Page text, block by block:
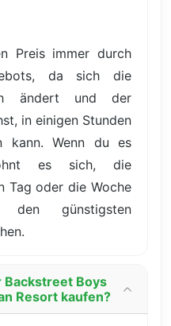
Preis immer durch
da sich die
ändert und der
in einigen Stunden
kann. Wenn du es
es sich, die
Tag oder die Woche
günstigsten
Backstreet Boys
Resort kaufen?